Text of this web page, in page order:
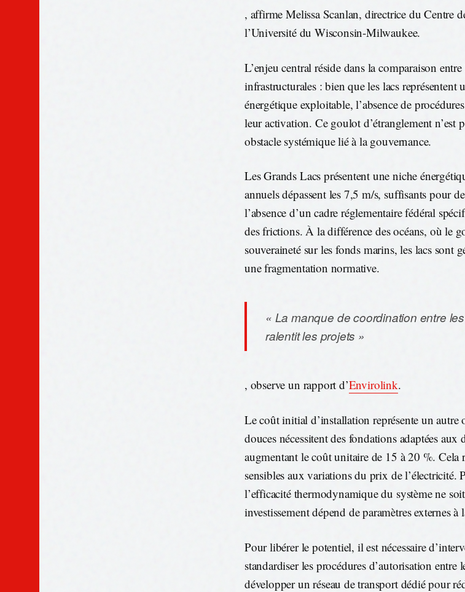
, affirme Melissa Scanlan, directrice du Centre
l’Université du Wisconsin-Milwaukee.
L’enjeu central réside dans la comparaison
infrastructurales : bien que les lacs représentent
énergétique exploitable, l’absence de
leur activation. Ce goulot d’étranglement n’est
obstacle systémique lié à la gouvernance.
Les Grands Lacs présentent une niche
annuels dépassent les 7,5 m/s, suffisants pour
l’absence d’un cadre réglementaire fédéral
des frictions. À la différence des océans, où le
souveraineté sur les fonds marins, les lacs sont
une fragmentation normative.
« La manque de coordination entre
ralentit les projets »
, observe un rapport d’Envirolink.
Le coût initial d’installation représente un autre
douces nécessitent des fondations adaptées aux
augmentant le coût unitaire de 15 à 20 %. Cela
sensibles aux variations du prix de l’électricité.
l’efficacité thermodynamique du système ne
investissement dépend de paramètres externes
Pour libérer le potentiel, il est nécessaire
standardiser les procédures d’autorisation
développer un réseau de transport dédié pour